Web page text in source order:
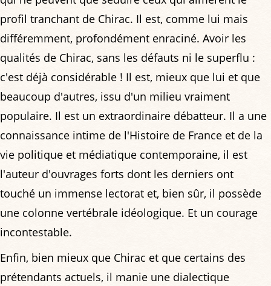
profil tranchant de Chirac. Il est, comme lui mais
différemment, profondément enraciné. Avoir les
qualités de Chirac, sans les défauts ni le superflu :
c'est déjà considérable ! Il est, mieux que lui et que
beaucoup d'autres, issu d'un milieu vraiment
populaire. Il est un extraordinaire débatteur. Il a une
connaissance intime de l'Histoire de France et de la
vie politique et médiatique contemporaine, il est
l'auteur d'ouvrages forts dont les derniers ont
touché un immense lectorat et, bien sûr, il possède
une colonne vertébrale idéologique. Et un courage
incontestable.
Enfin, bien mieux que Chirac et que certains des
prétendants actuels, il manie une dialectique